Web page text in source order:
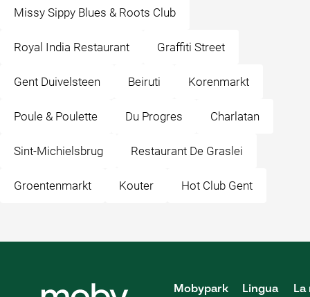
Missy Sippy Blues & Roots Club
Royal India Restaurant Graffiti Street
Gent Duivelsteen Beiruti Korenmarkt
Poule & Poulette Du Progres Charlatan
Sint-Michielsbrug Restaurant De Graslei
Groentenmarkt Kouter Hot Club Gent
Mobypark Lingua La